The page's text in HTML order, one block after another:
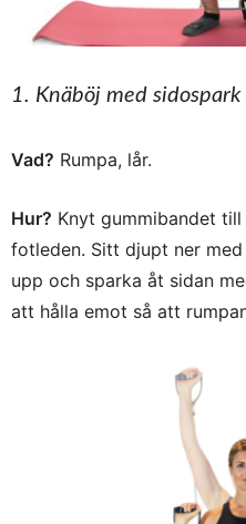
1. Knäböj med sidospark
Vad? Rumpa, lår.
Hur? Knyt gummibandet
fotleden. Sitt djupt ner
upp och sparka åt sidan
att hålla emot så att